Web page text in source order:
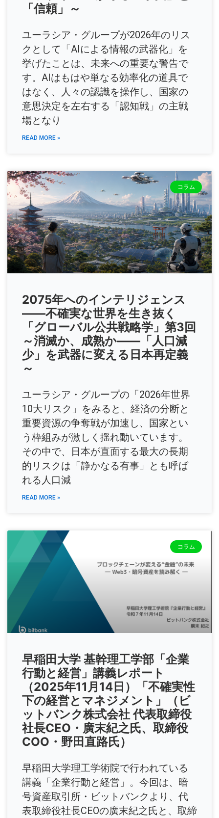
「信頼」～
ユーラシア・グループが2026年のリス
クとして「AIによる情報の武器化」を
挙げたことは、未来への重要な警告で
す。AIはもはや単なる効率化の道具で
はなく、人々の認識を操作し、国家の
意思決定を左右する「認知戦」の主戦
場となり
READ MORE »
コラム
2075年へのインテリジェンス
――不確実な世界を生き抜く
「グローバル公共戦略学」第3回
～消滅か、成熟か――「人口減
少」を武器に変える日本再定義
～
ユーラシア・グループの「2026年世界
10大リスク」をみると、経済の分断と
重要資源の争奪戦が加速し、国家とい
う枠組みが激しく揺れ動いています。
その中で、日本が直面する最大の長期
的リスクは「静かなる有事」とも呼ば
れる人口減
READ MORE »
コラム
早稲田大学 基幹理工学部「企業
行動と経営」講義レポート
（2025年11月14日）「不確実性
下の経営とマネジメント」（ビ
ットバンク株式会社 代表取締役
社長CEO・廣末紀之氏、取締役
COO・野田直路氏）
早稲田大学理工学術院で行われている
講義「企業行動と経営」。今回は、暗
号資産取引所・ビットバンクより、代
表取締役社長CEOの廣末紀之氏と、取締